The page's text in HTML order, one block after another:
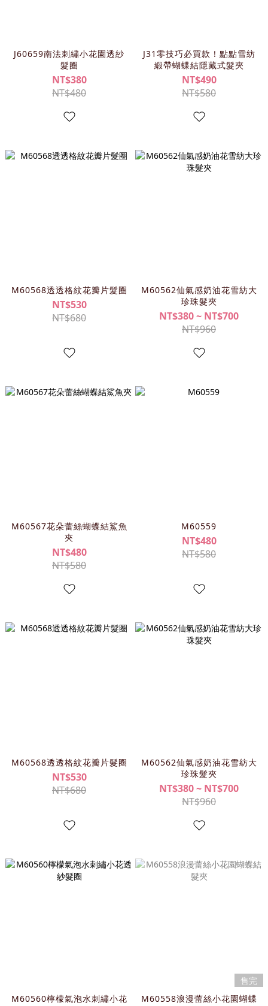
J60659南法刺繡小花園透紗
髮圈
NT$380
NT$480
J31零技巧必買款！點點雪紡
緞帶蝴蝶結隱藏式髮夾
NT$490
NT$580
M60568透透格紋花瓣片髮圈
NT$530
NT$680
M60562仙氣感奶油花雪紡大
珍珠髮夾
NT$380 ~ NT$700
NT$960
M60567花朵蕾絲蝴蝶結鯊魚
夾
NT$480
NT$580
M60559
NT$480
NT$580
M60568透透格紋花瓣片髮圈
NT$530
NT$680
M60562仙氣感奶油花雪紡大
珍珠髮夾
NT$380 ~ NT$700
NT$960
M60560檸檬氣泡水刺繡小花
售完
M60558浪漫蕾絲小花園蝴蝶